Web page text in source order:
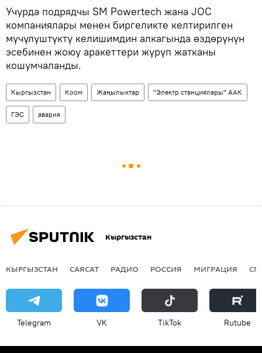
Учурда подрядчы SM Powertech жана JOC
компаниялары менен биргеликте келтирилген
мүчүлүштүктү келишимдин алкагында өздөрүнүн
эсебинен жоюу аракеттери жүрүп жатканы
кошумчаланды.
Кыргызстан Коом Жаңылыктар "Электр станциялары" ААК
ГЭС авария
Кыргызстан
КЫРГЫЗСТАН САЯСАТ РАДИО РОССИЯ МИГРАЦИЯ
Telegram VK ТikТоk Rutube